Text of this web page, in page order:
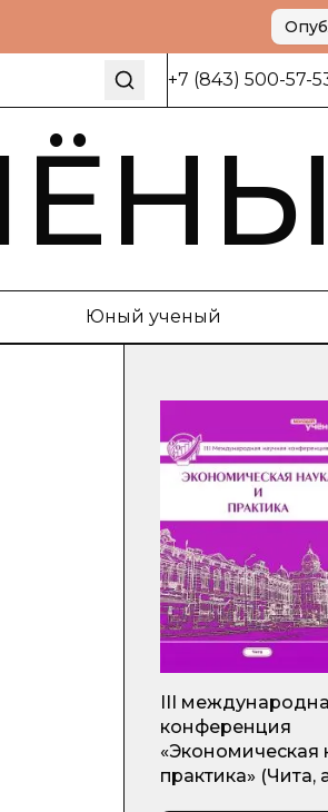
+7 (843) 500-57-
Юный ученый
III
конференция
«Экономическая
практика» (Чита,